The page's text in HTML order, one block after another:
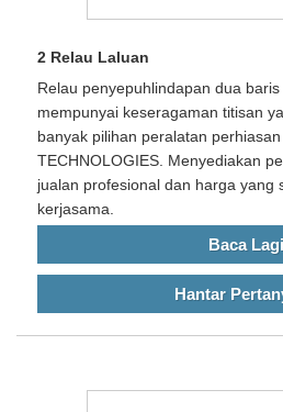
2 Relau Laluan
Relau penyepuhlindapan dua baris
mempunyai keseragaman titisan
banyak pilihan peralatan
TECHNOLOGIES. Menyediakan
jualan profesional dan harga yang
kerjasama.
Baca Lagi
Hantar